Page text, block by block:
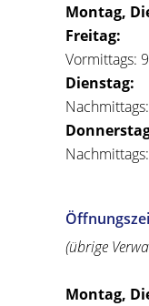
Montag,
Freitag:
Vormittags:
Dienstag:
(übrige
Montag,